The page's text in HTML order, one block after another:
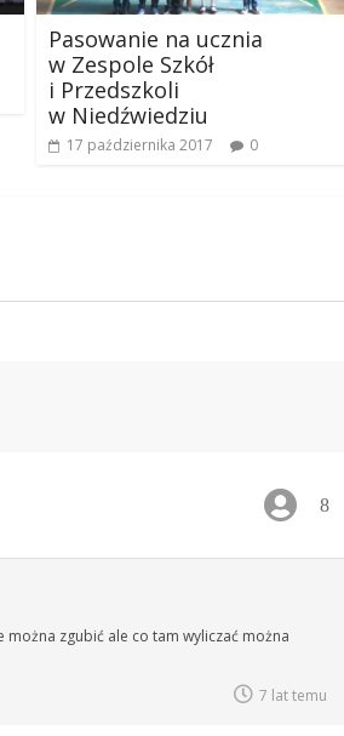
Pasowanie na ucznia
w Zespole Szkół
i Przedszkoli
w Niedźwiedziu
17 października 2017 0
8
zgubić ale co tam wyliczać można
7 lat temu